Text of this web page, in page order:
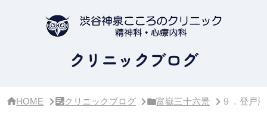
クリニックブログ
HOME クリニックブログ 富嶽三十六景 ９．登戸浦